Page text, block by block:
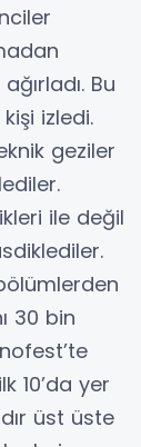
Bu
izledi.
geziler
ile değil
30 bin
10’da yer
üst üste